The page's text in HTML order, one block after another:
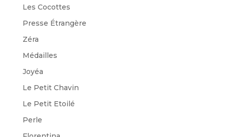
Les Cocottes
Presse Étrangère
Zéra
Médailles
Joyéa
Le Petit Chavin
Le Petit Etoilé
Perle